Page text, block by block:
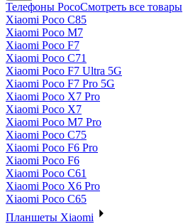
Телефоны PocoСмотреть все товары
Xiaomi Poco C85
Xiaomi Poco M7
Xiaomi Poco F7
Xiaomi Poco C71
Xiaomi Poco F7 Ultra 5G
Xiaomi Poco F7 Pro 5G
Xiaomi Poco X7 Pro
Xiaomi Poco X7
Xiaomi Poco M7 Pro
Xiaomi Poco C75
Xiaomi Poco F6 Pro
Xiaomi Poco F6
Xiaomi Poco C61
Xiaomi Poco X6 Pro
Xiaomi Poco C65
Планшеты Xiaomi